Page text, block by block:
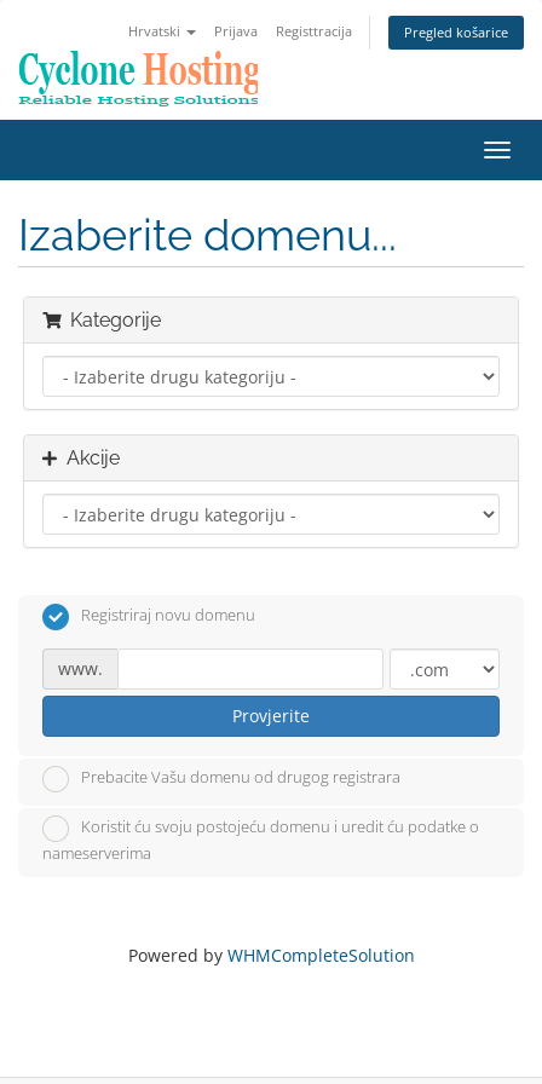
Hrvatski Prijava Registtracija Pregled košarice
Izaberite domenu...
Kategorije
Akcije
Registriraj novu domenu
www.
Provjerite
Prebacite Vašu domenu od drugog registrara
Koristit ću svoju postojeću domenu i uredit ću podatke o
nameserverima
Powered by WHMCompleteSolution